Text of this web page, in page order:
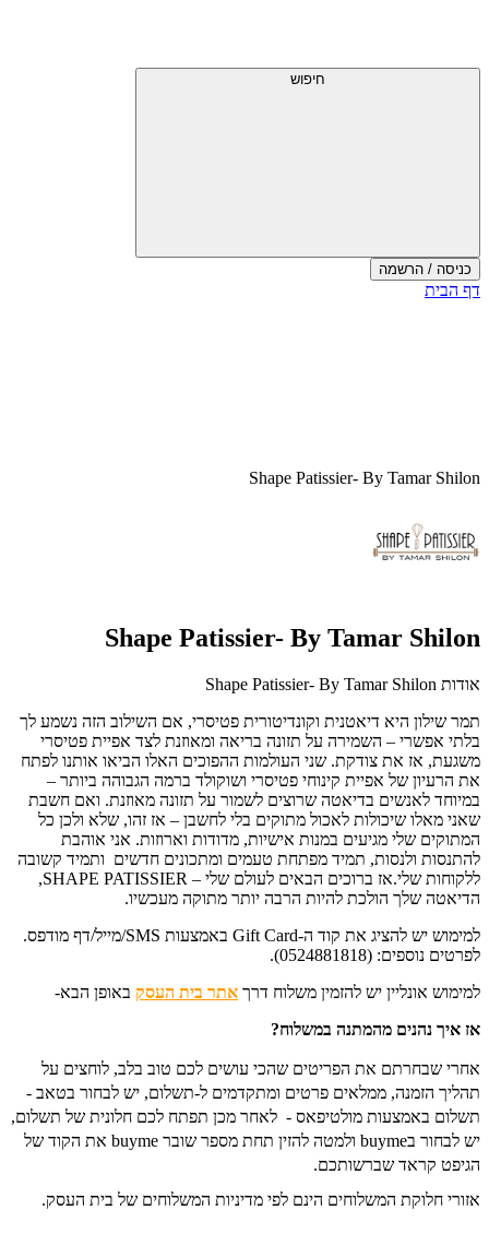
עליון
חיפוש
כניסה / הרשמה
סוף
דף הבית
Shape Patissier- By Tamar Shilon
Shape Patissier- By Tamar Shilon
אודות Shape Patissier- By Tamar Shilon
תמר שילון היא דיאטנית וקונדיטורית פטיסרי, אם השילוב הזה נשמע לך
בלתי אפשרי – השמירה על תזונה בריאה ומאוזנת לצד אפיית פטיסרי
משגעת, אז את צודקת. שני העולמות ההפוכים האלו הביאו אותנו לפתח
את הרעיון של אפיית קינוחי פטיסרי ושוקולד ברמה הגבוהה ביותר –
במיוחד לאנשים בדיאטה שרוצים לשמור על תזונה מאוזנת. ואם חשבת
שאני מאלו שיכולות לאכול מתוקים בלי לחשבן – אז זהו, שלא ולכן כל
המתוקים שלי מגיעים במנות אישיות, מדודות וארוזות. אני אוהבת
להתנסות ולנסות, תמיד מפתחת טעמים ומתכונים חדשים ותמיד קשובה
ללקוחות שלי.אז ברוכים הבאים לעולם שלי – SHAPE PATISSIER,
הדיאטה שלך הולכת להיות הרבה יותר מתוקה מעכשיו.
למימוש יש להציג את קוד ה-Gift Card באמצעות SMS/מייל/דף מודפס.
לפרטים נוספים: (0524881818).
למימוש אונליין יש להזמין משלוח דרך אתר בית העסק באופן הבא-
אז איך נהנים מהמתנה במשלוח?
אחרי שבחרתם את הפריטים שהכי עושים לכם טוב בלב, לוחצים על
תהליך הזמנה, ממלאים פרטים ומתקדמים ל-תשלום, יש לבחור בטאב -
תשלום באמצעות מולטיפאס - לאחר מכן תפתח לכם חלונית של תשלום,
יש לבחור בbuyme ולמטה להזין תחת מספר שובר buyme את הקוד של
הגיפט קראד שברשותכם.
אזורי חלוקת המשלוחים הינם לפי מדיניות המשלוחים של בית העסק.